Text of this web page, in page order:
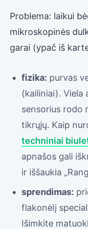
Problema: laikui
mikroskopinės
garai (ypač iš
fizika: purvas
(kailiniai). Viela
sensorius rodo
tikrųjų. Kaip
techniniai
apnašos gali
ir iššaukia
sprendimas:
flakonėlį
Išimkite